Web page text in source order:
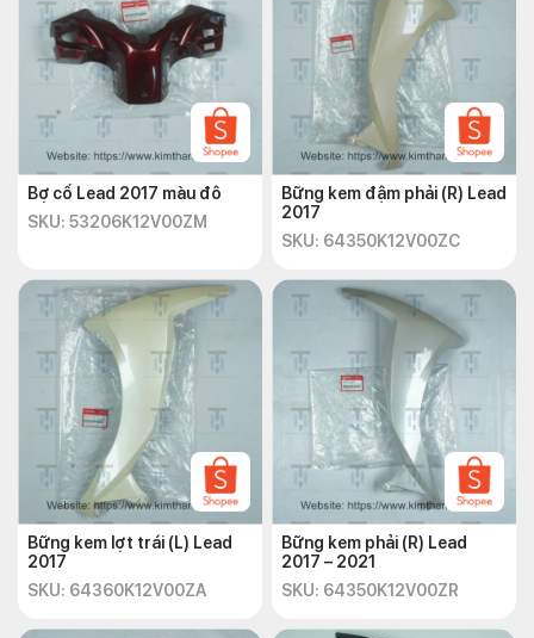
Bợ cổ Lead 2017 màu đô
SKU: 53206K12V00ZM
Bững kem đậm phải (R) Lead
2017
SKU: 64350K12V00ZC
Bững kem lợt trái (L) Lead
2017
SKU: 64360K12V00ZA
Bững kem phải (R) Lead
2017 – 2021
SKU: 64350K12V00ZR